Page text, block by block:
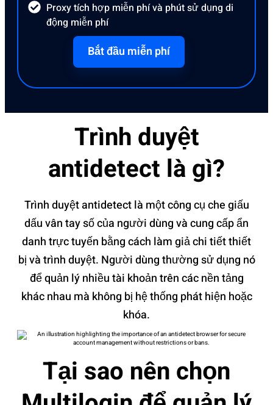
Proxy tích hợp miễn phí và phút sử dụng di
động miễn phí
Bắt đầu miễn phí
Trình duyệt
antidetect là gì?
Trình duyệt antidetect là một công cụ che giấu
dấu vân tay số của người dùng và cung cấp ẩn
danh trực tuyến bằng cách làm giả chi tiết thiết
bị và trình duyệt. Người dùng thường sử dụng nó
để quản lý nhiều tài khoản trên các nền tảng
khác nhau mà không bị hệ thống phát hiện hoặc
khóa.
Tại sao nên chọn